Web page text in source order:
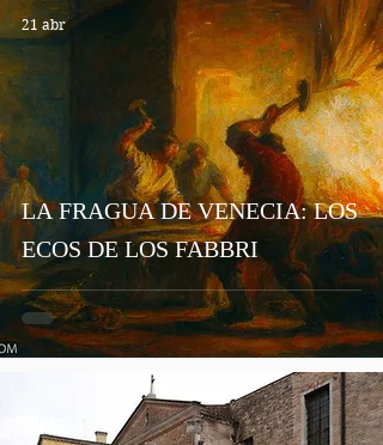
LA FRAGUA DE VENECIA: LOS
ECOS DE LOS FABBRI
21 abr